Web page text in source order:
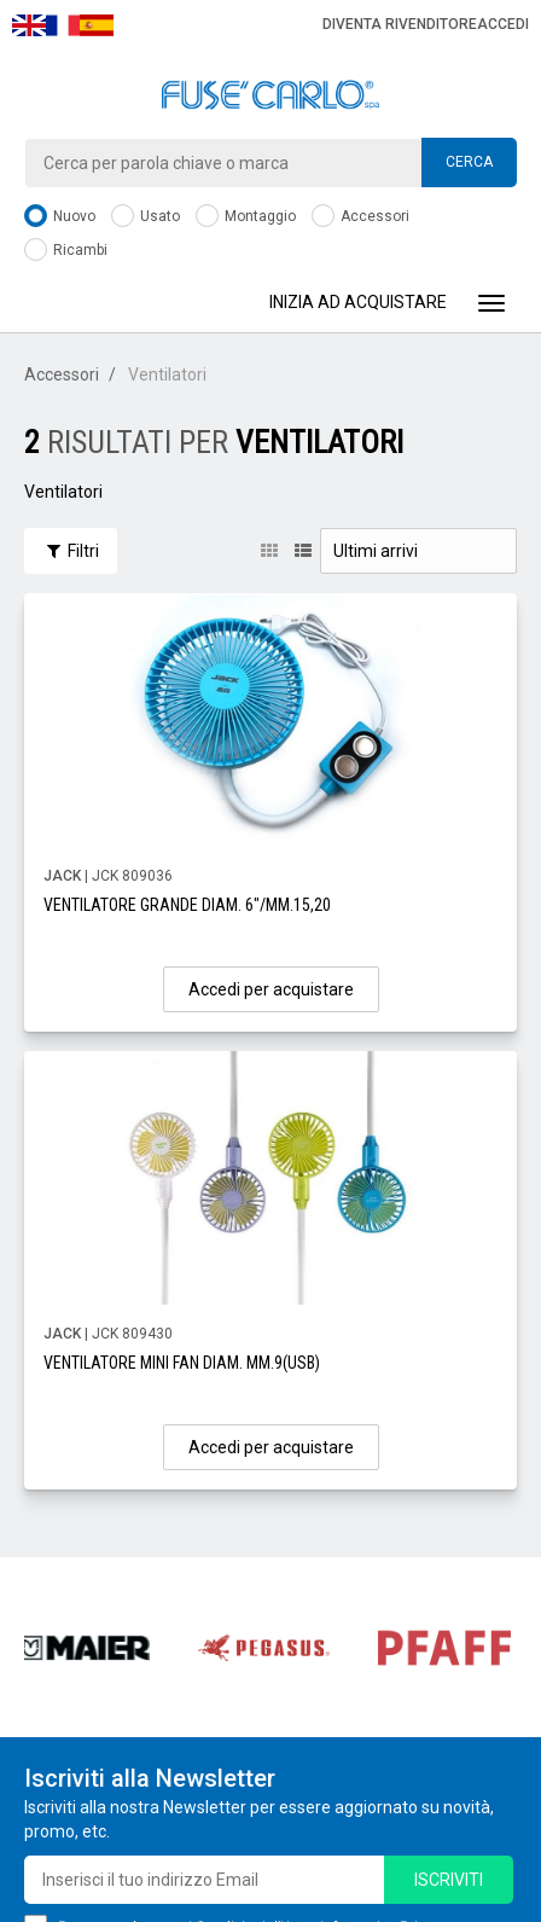
DIVENTA RIVENDITOREACCEDI
CERCA
Nuovo Usato Montaggio
Accessori
Ricambi
INIZIA AD ACQUISTARE
Accessori Ventilatori
2 RISULTATI PER VENTILATORI
Ventilatori
Filtri
JACK | JCK 809036
VENTILATORE GRANDE DIAM. 6"/MM.15,20
Accedi per acquistare
JACK | JCK 809430
VENTILATORE MINI FAN DIAM. MM.9(USB)
Accedi per acquistare
Iscriviti alla Newsletter
Iscriviti alla nostra Newsletter per essere aggiornato su novità,
promo, etc.
ISCRIVITI